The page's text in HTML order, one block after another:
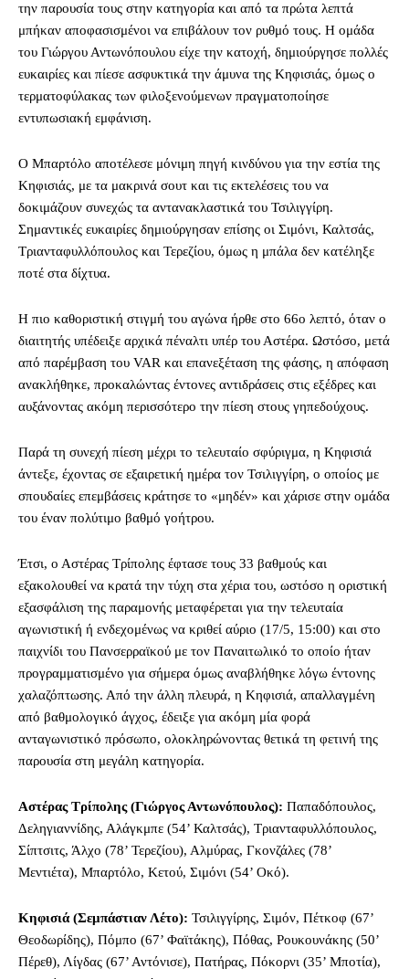
την παρουσία τους στην κατηγορία και από τα πρώτα λεπτά
μπήκαν αποφασισμένοι να επιβάλουν τον ρυθμό τους. Η ομάδα
του Γιώργου Αντωνόπουλου είχε την κατοχή, δημιούργησε πολλές
ευκαιρίες και πίεσε ασφυκτικά την άμυνα της Κηφισιάς, όμως ο
τερματοφύλακας των φιλοξενούμενων πραγματοποίησε
εντυπωσιακή εμφάνιση.
Ο Μπαρτόλο αποτέλεσε μόνιμη πηγή κινδύνου για την εστία της
Κηφισιάς, με τα μακρινά σουτ και τις εκτελέσεις του να
δοκιμάζουν συνεχώς τα αντανακλαστικά του Τσιλιγγίρη.
Σημαντικές ευκαιρίες δημιούργησαν επίσης οι Σιμόνι, Καλτσάς,
Τριανταφυλλόπουλος και Τερεζίου, όμως η μπάλα δεν κατέληξε
ποτέ στα δίχτυα.
Η πιο καθοριστική στιγμή του αγώνα ήρθε στο 66ο λεπτό, όταν ο
διαιτητής υπέδειξε αρχικά πέναλτι υπέρ του Αστέρα. Ωστόσο, μετά
από παρέμβαση του VAR και επανεξέταση της φάσης, η απόφαση
ανακλήθηκε, προκαλώντας έντονες αντιδράσεις στις εξέδρες και
αυξάνοντας ακόμη περισσότερο την πίεση στους γηπεδούχους.
Παρά τη συνεχή πίεση μέχρι το τελευταίο σφύριγμα, η Κηφισιά
άντεξε, έχοντας σε εξαιρετική ημέρα τον Τσιλιγγίρη, ο οποίος με
σπουδαίες επεμβάσεις κράτησε το «μηδέν» και χάρισε στην ομάδα
του έναν πολύτιμο βαθμό γοήτρου.
Έτσι, ο Αστέρας Τρίπολης έφτασε τους 33 βαθμούς και
εξακολουθεί να κρατά την τύχη στα χέρια του, ωστόσο η οριστική
εξασφάλιση της παραμονής μεταφέρεται για την τελευταία
αγωνιστική ή ενδεχομένως να κριθεί αύριο (17/5, 15:00) και στο
παιχνίδι του Πανσερραϊκού με τον Παναιτωλικό το οποίο ήταν
προγραμματισμένο για σήμερα όμως αναβλήθηκε λόγω έντονης
χαλαζόπτωσης. Από την άλλη πλευρά, η Κηφισιά, απαλλαγμένη
από βαθμολογικό άγχος, έδειξε για ακόμη μία φορά
ανταγωνιστικό πρόσωπο, ολοκληρώνοντας θετικά τη φετινή της
παρουσία στη μεγάλη κατηγορία.
Αστέρας Τρίπολης (Γιώργος Αντωνόπουλος): Παπαδόπουλος,
Δεληγιαννίδης, Αλάγκμπε (54’ Καλτσάς), Τριανταφυλλόπουλος,
Σίπτσιτς, Άλχο (78’ Τερεζίου), Αλμύρας, Γκονζάλες (78’
Μεντιέτα), Μπαρτόλο, Κετού, Σιμόνι (54’ Οκό).
Κηφισιά (Σεμπάστιαν Λέτο): Τσιλιγγίρης, Σιμόν, Πέτκοφ (67’
Θεοδωρίδης), Πόμπο (67’ Φαϊτάκης), Πόθας, Ρουκουνάκης (50’
Πέρεθ), Λίγδας (67’ Αντόνισε), Πατήρας, Πόκορνι (35’ Μποτία),